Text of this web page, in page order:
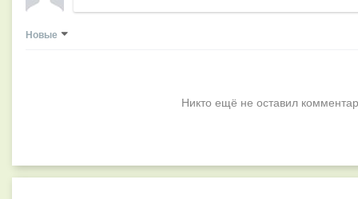
Новые
Никто ещё не оставил